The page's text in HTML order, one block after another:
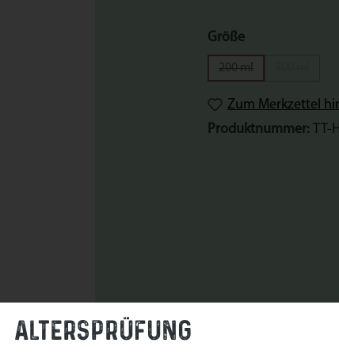
Größeauswählen
200 ml
Zum Merkzettel
Produktnummer:
TT-
Altersprüfung